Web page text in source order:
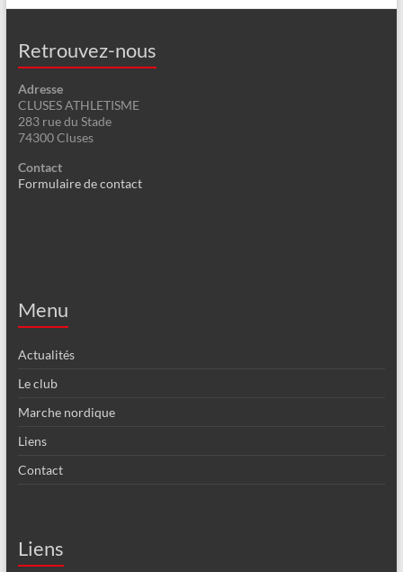
Retrouvez-nous
Adresse
CLUSES ATHLETISME
283 rue du Stade
74300 Cluses
Contact
Formulaire de contact
Menu
Actualités
Le club
Marche nordique
Liens
Contact
Liens